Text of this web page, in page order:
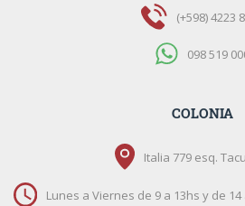
(+598) 4223
098 519
COLONIA
Italia 779 esq.
Lunes a Viernes de 9 a 13hs y de